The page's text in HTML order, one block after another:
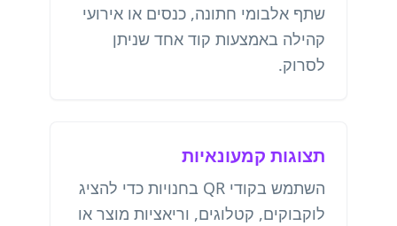
שתף אלבומי חתונה, כנסים או אירועי
קהילה באמצעות קוד אחד שניתן
לסרוק.
תצוגות קמעונאיות
השתמש בקודי QR בחנויות כדי להציג
לוקבוקים, קטלוגים, וריאציות מוצר או